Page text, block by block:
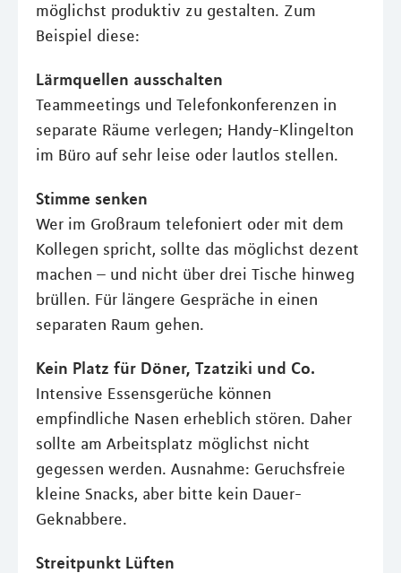
möglichst produktiv zu gestalten. Zum
Beispiel diese:
Lärmquellen ausschalten
Teammeetings und Telefonkonferenzen in
separate Räume verlegen; Handy-Klingelton
im Büro auf sehr leise oder lautlos stellen.
Stimme senken
Wer im Großraum telefoniert oder mit dem
Kollegen spricht, sollte das möglichst dezent
machen – und nicht über drei Tische hinweg
brüllen. Für längere Gespräche in einen
separaten Raum gehen.
Kein Platz für Döner, Tzatziki und Co.
Intensive Essensgerüche können
empfindliche Nasen erheblich stören. Daher
sollte am Arbeitsplatz möglichst nicht
gegessen werden. Ausnahme: Geruchsfreie
kleine Snacks, aber bitte kein Dauer-
Geknabbere.
Streitpunkt Lüften